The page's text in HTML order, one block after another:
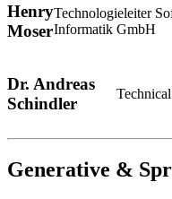
Henry
Moser
Technologieleiter
Informatik GmbH
Dr. Andreas
Schindler
Generative &